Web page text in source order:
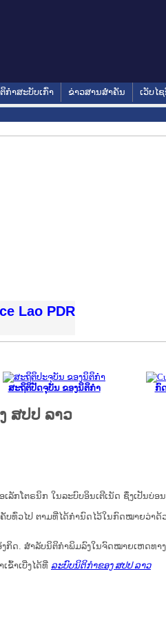
ກໍາສະບັບເກົ່າ ຂ່າວສານສໍາຄັນ ເວັບໄ
Lao PDR
ສະຖິຕິປັດຈຸບັນ ຂອງນິຕິກໍາ ກົ
ສປປ ລາວ
ກ​ໂຕ​ຣ​ນິກ ໃນ​ລະ​ບົບ​ອິນ​ເຕີ​ເນັດ ຊຶ່ງ​ເປັນ​ບ່
ທົ່ວ​ໄປ ຕາມ​ທີ່​ໄດ້​ກຳ​ນົດ​ໄວ້​ໃນ​ກົດ​ໝາຍ​ວ່າ​
ດ. ສໍາລັບນິຕິກຳພິມລົງໃນຈົດໝາຍເຫດທາ
ຂົ້າເບີ່ງໄດ້ທີ່ ລະບົບນິຕິກຳຂອງ ສປປ ລາວ